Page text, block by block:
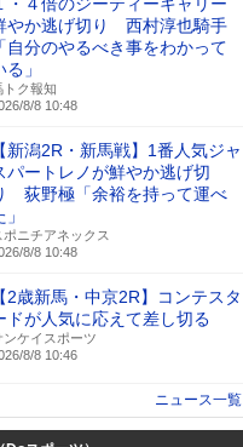
やか逃げ切り 西村淳也騎手
「自分のやるべき事をわかって
る」
トク報知
8/8 10:48
【新潟2R・新馬戦】1番人気ジャ
パートレノが鮮やか逃げ切
荻野極「余裕を持って運べ
」
ポニチアネックス
8/8 10:48
【2歳新馬・中京2R】コンテスタ
ドが人気に応えて差し切る
ンケイスポーツ
8/8 10:46
ニュース一覧